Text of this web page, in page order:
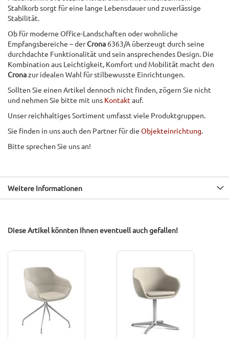
Stahlkorb sorgt für eine lange Lebensdauer und zuverlässige
Stabilität.
Ob für moderne Office-Landschaften oder wohnliche
Empfangsbereiche – derCrona 6363/A überzeugt durch seine
durchdachte Funktionalität und sein ansprechendes Design. Die
Kombination aus Leichtigkeit, Komfort und Mobilität macht den
Cronazur idealen Wahl für stilbewusste Einrichtungen.
Sollten Sie einen Artikel dennoch nicht finden, zögern Sie nicht
und nehmen Sie bitte mit uns Kontaktauf.
Unser reichhaltiges Sortiment umfasst viele Produktgruppen.
Sie finden in uns auch den Partner für die Objekteinrichtung.
Bitte sprechen Sie uns an!
Weitere Informationen
Diese Artikel könnten Ihnen eventuell auch gefallen!